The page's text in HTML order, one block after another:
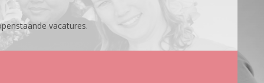
vacatures.